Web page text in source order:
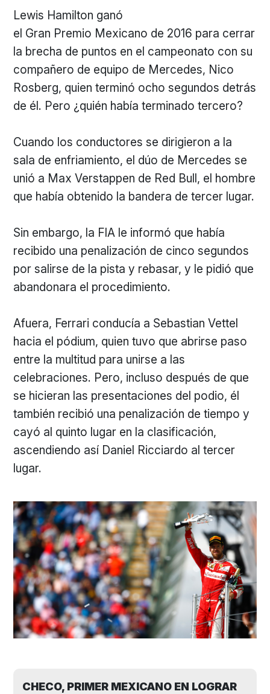
Lewis Hamilton ganó
el Gran Premio Mexicano de 2016 para cerrar
la brecha de puntos en el campeonato con su
compañero de equipo de Mercedes, Nico
Rosberg, quien terminó ocho segundos detrás
de él. Pero ¿quién había terminado tercero?
Cuando los conductores se dirigieron a la
sala de enfriamiento, el dúo de Mercedes se
unió a Max Verstappen de Red Bull, el hombre
que había obtenido la bandera de tercer lugar.
Sin embargo, la FIA le informó que había
recibido una penalización de cinco segundos
por salirse de la pista y rebasar, y le pidió que
abandonara el procedimiento.
Afuera, Ferrari conducía a Sebastian Vettel
hacia el pódium, quien tuvo que abrirse paso
entre la multitud para unirse a las
celebraciones. Pero, incluso después de que
se hicieran las presentaciones del podio, él
también recibió una penalización de tiempo y
cayó al quinto lugar en la clasificación,
ascendiendo así Daniel Ricciardo al tercer
lugar.
CHECO, PRIMER MEXICANO EN LOGRAR